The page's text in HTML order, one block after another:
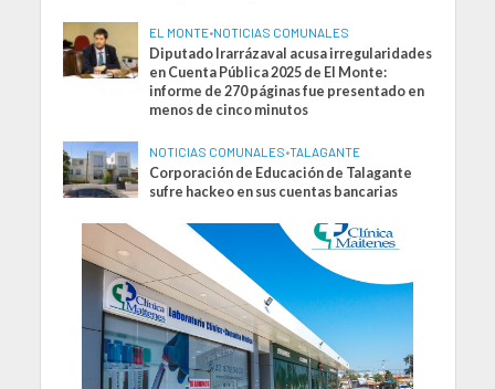
EL MONTE•NOTICIAS COMUNALES
Diputado Irarrázaval acusa irregularidades
en Cuenta Pública 2025 de El Monte:
informe de 270 páginas fue presentado en
menos de cinco minutos
NOTICIAS COMUNALES•TALAGANTE
Corporación de Educación de Talagante
sufre hackeo en sus cuentas bancarias